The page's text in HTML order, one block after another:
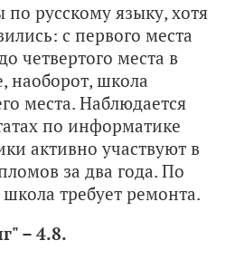
русскому языку, хотя
с первого места
четвертого места в
наоборот, школа
места. Наблюдается
по информатике
активно участвуют в
за два года. По
требует ремонта.
– 4.8.